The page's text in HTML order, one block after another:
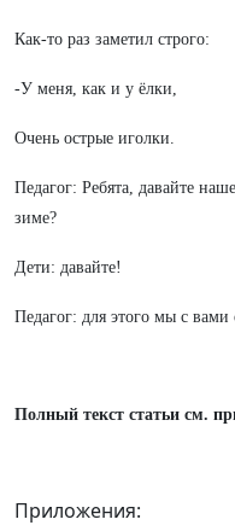
Как-то раз заметил строго:
-У меня, как и у ёлки,
Очень острые иголки.
Педагог: Ребята, давайте
зиме?
Дети: давайте!
Педагог: для этого мы с вами
Полный текст статьи см.
Приложения: